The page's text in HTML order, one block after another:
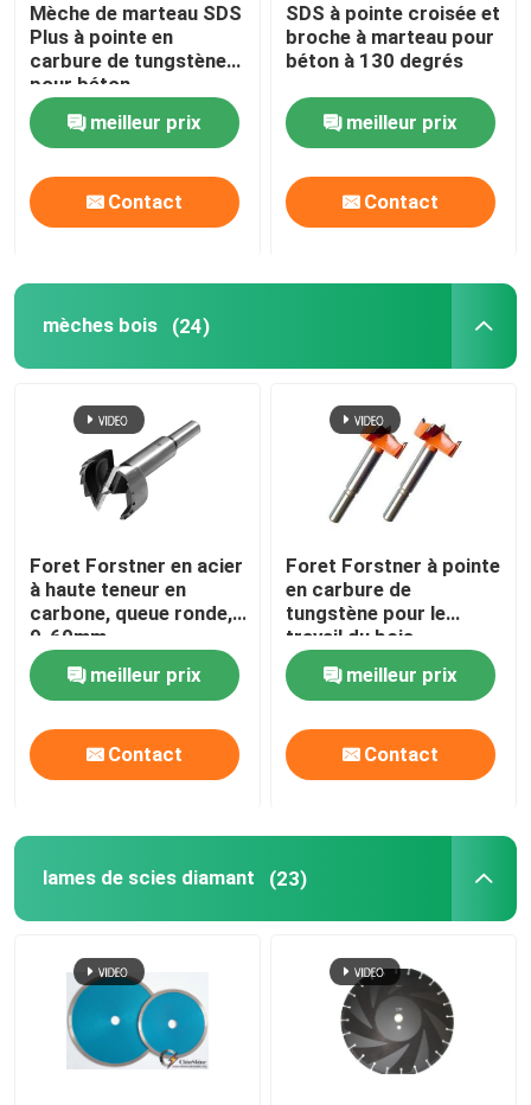
Mèche de marteau SDS
Plus à pointe en
carbure de tungstène
pour béton
meilleur prix
Contact
SDS à pointe croisée et
broche à marteau pour
béton à 130 degrés
meilleur prix
Contact
mèches bois (24)
Foret Forstner en acier
à haute teneur en
carbone, queue ronde,
9-60mm
meilleur prix
Contact
Foret Forstner à pointe
en carbure de
tungstène pour le
travail du bois
meilleur prix
Contact
lames de scies diamant (23)